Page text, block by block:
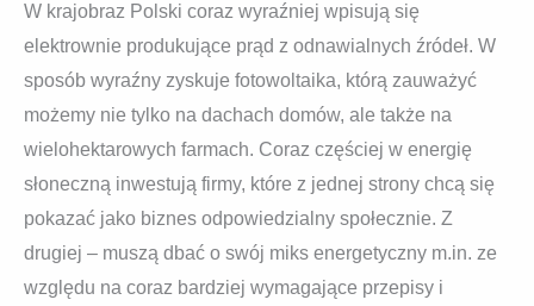
W krajobraz Polski coraz wyraźniej wpisują się
elektrownie produkujące prąd z odnawialnych źródeł. W
sposób wyraźny zyskuje fotowoltaika, którą zauważyć
możemy nie tylko na dachach domów, ale także na
wielohektarowych farmach. Coraz częściej w energię
słoneczną inwestują firmy, które z jednej strony chcą się
pokazać jako biznes odpowiedzialny społecznie. Z
drugiej – muszą dbać o swój miks energetyczny m.in. ze
względu na coraz bardziej wymagające przepisy i